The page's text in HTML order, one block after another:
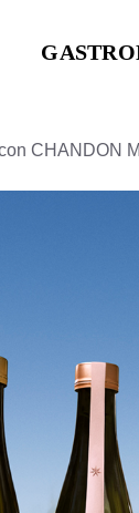
CHANDON